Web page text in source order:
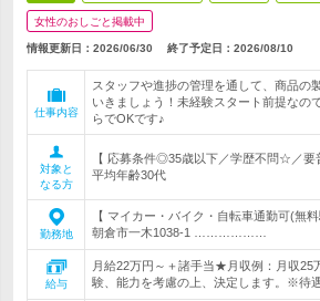
女性のおしごと掲載中
情報更新日：2026/06/30 終了予定日： 2026/08/10
仕事内容
スタッフや進捗の管理を通して、商品の
いきましょう！未経験スタート前提なの
らでOKです♪
対象と
なる方
【 応募条件◎35歳以下／学歴不問☆／
平均年齢30代
勤務地
【 マイカー・バイク・自転車通勤可(無
朝倉市一木1038-1 ………………
給与
月給22万円～＋諸手当★月収例：月収
験、能力を考慮の上、決定します。※待